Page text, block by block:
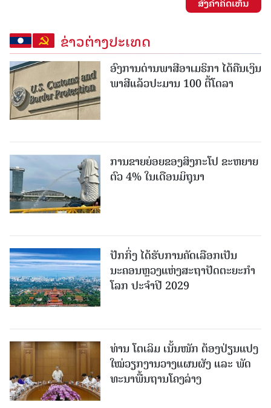
ຂ່າວຕ່າງປະເທດ
ອົງການດ່ານພາສີອາເມຣິກາ ໄດ້ຄືນເງິນ
ພາສີແລ້ວປະມານ 100 ຕື້ໂດລາ
ການຂາຍຍ່ອຍຂອງສິງກະໂປ ຂະຫຍາຍ
ຕົວ 4% ໃນເດືອນມິຖຸນາ
ປັກກິ່ງ ໄດ້ຮັບການຄັດເລືອກເປັນ
ນະຄອນຫຼວງແຫ່ງສະຖາປັດຕະຍະກຳ
ໂລກ ປະຈຳປີ 2029
ທ່ານ ໂຕ​ເລິມ ເນັ້ນໜັກ ຕ້ອງ​ປ່ຽນ​ແປງ​
ໃໝ່​ວຽກ​ງານ​ວາງ​ແຜນ​ຜັງ ແລະ ​ພັດ​
ທະ​ນາ​ພື້ນ​ຖານ​ໂຄງ​ລ່າງ